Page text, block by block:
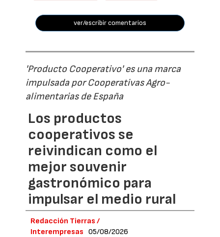
ver/escribir comentarios
'Producto Cooperativo' es una marca
impulsada por Cooperativas Agro-
alimentarias de España
Los productos
cooperativos se
reivindican como el
mejor souvenir
gastronómico para
impulsar el medio rural
Redacción Tierras /
Interempresas
05/08/2026